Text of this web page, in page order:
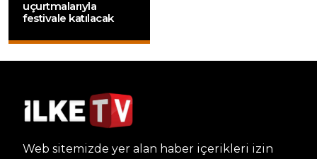
uçurtmalarıyla
festivale katılacak
Web sitemizde yer alan haber içerikleri izin